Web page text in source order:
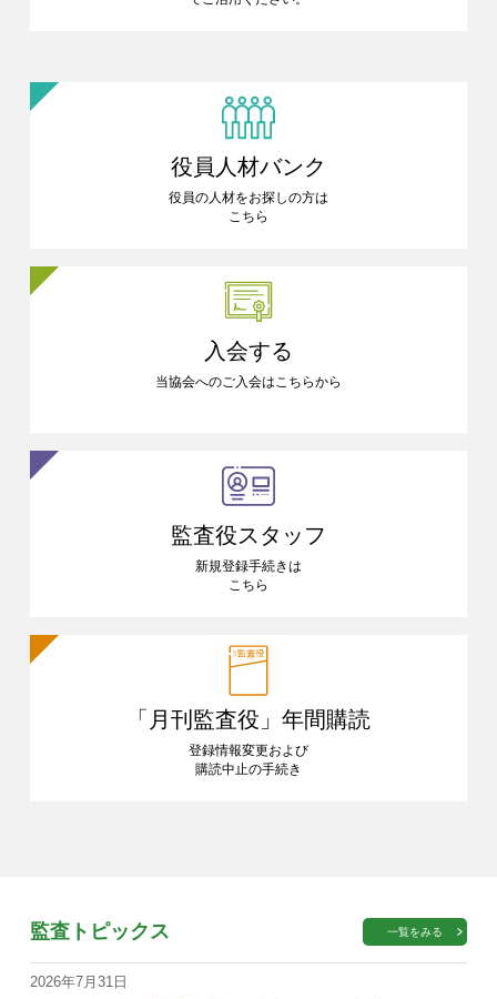
役員人材バンク
役員の人材をお探しの方は
こちら
入会する
当協会へのご入会はこちらから
監査役スタッフ
新規登録手続きは
こちら
「月刊監査役」 年間購読
登録情報変更および
購読中止の手続き
監査トピックス 一覧をみる
2026年7月31日